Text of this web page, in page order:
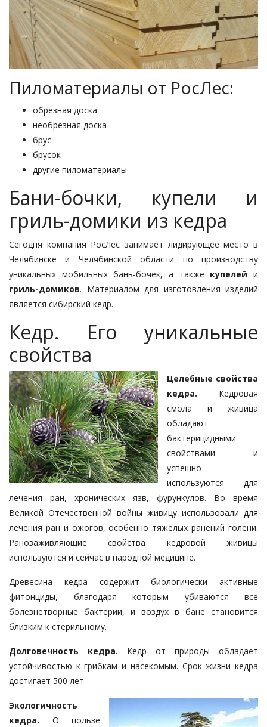
Пиломатериалы от РосЛес:
обрезная доска
необрезная доска
брус
брусок
другие пиломатериалы
Бани-бочки, купели и
гриль-домики из кедра
Сегодня компания РосЛес занимает лидирующее место в
Челябинске и Челябинской области по производству
уникальных мобильных бань-бочек, а также купелей и
гриль-домиков. Материалом для изготовления изделий
является сибирский кедр.
Кедр. Его уникальные
свойства
Целебные свойства
кедра. Кедровая
смола и живица
обладают
бактерицидными
свойствами и
успешно
используются для
лечения ран, хронических язв, фурункулов. Во время
Великой Отечественной войны живицу использовали для
лечения ран и ожогов, особенно тяжелых ранений голени.
Ранозаживляющие свойства кедровой живицы
используются и сейчас в народной медицине.
Древесина кедра содержит биологически активные
фитонциды, благодаря которым убиваются все
болезнетворные бактерии, и воздух в бане становится
близким к стерильному.
Долговечность кедра. Кедр от природы обладает
устойчивостью к грибкам и насекомым. Срок жизни кедра
достигает 500 лет.
Экологичность
кедра. О пользе